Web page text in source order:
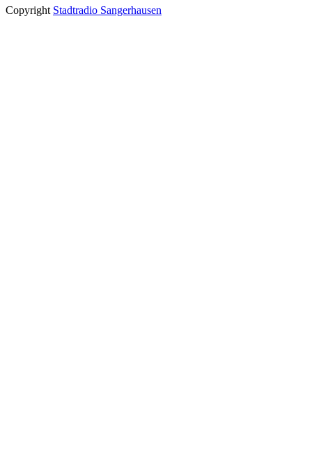
Copyright Stadtradio Sangerhausen